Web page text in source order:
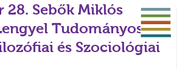
28. Sebők Miklós
Tudományos
és Szociológiai